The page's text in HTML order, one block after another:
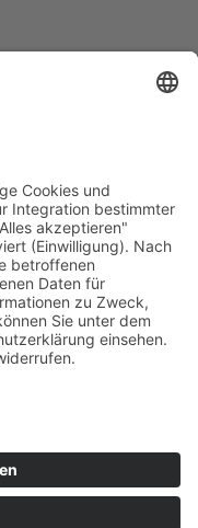
Einheitlichen
§ 185a SGB IX in
LWV Hessen
unter Einbindung
Integration,
des
e. V.